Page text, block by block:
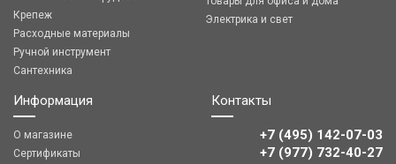
Крепеж
Расходные материалы
Ручной инструмент
Сантехника
Электрика и свет
Информация
О магазине
Сертификаты
Контакты
+7 (495) 142-07-03
‎‎+7 (977) 732-40-27